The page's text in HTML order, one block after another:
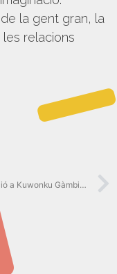
la gent gran, la
relacions
Cooperació a Kuwonku Gàmbia amb URV Solidària 2023